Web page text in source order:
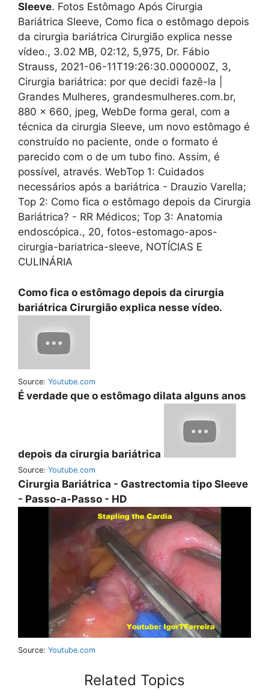
Sleeve. Fotos Estômago Após Cirurgia
Bariátrica Sleeve, Como fica o estômago depois
da cirurgia bariátrica Cirurgião explica nesse
vídeo., 3.02 MB, 02:12, 5,975, Dr. Fábio
Strauss, 2021-06-11T19:26:30.000000Z, 3,
Cirurgia bariátrica: por que decidi fazê-la |
Grandes Mulheres, grandesmulheres.com.br,
880 x 660, jpeg, WebDe forma geral, com a
técnica da cirurgia Sleeve, um novo estômago é
construído no paciente, onde o formato é
parecido com o de um tubo fino. Assim, é
possível, através. WebTop 1: Cuidados
necessários após a bariátrica - Drauzio Varella;
Top 2: Como fica o estômago depois da Cirurgia
Bariátrica? - RR Médicos; Top 3: Anatomia
endoscópica., 20, fotos-estomago-apos-
cirurgia-bariatrica-sleeve, NOTÍCIAS E
CULINÁRIA
Como fica o estômago depois da cirurgia
bariátrica Cirurgião explica nesse vídeo.
Source: Youtube.com
É verdade que o estômago dilata alguns anos
depois da cirurgia bariátrica
Source: Youtube.com
Cirurgia Bariátrica - Gastrectomia tipo Sleeve
- Passo-a-Passo - HD
Source: Youtube.com
Related Topics